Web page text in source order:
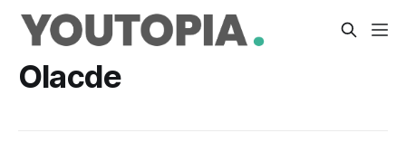
Olacde